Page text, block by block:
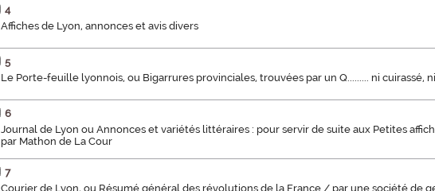
4
Affiches de Lyon, annonces et avis divers
5
Le Porte-feuille lyonnois, ou Bigarrures provinciales, trouvées par un Q......... ni cuirassé,
6
Journal de Lyon ou Annonces et variétés littéraires : pour servir de suite aux Petites
par Mathon de La Cour
7
Courier de Lyon, ou Résumé général des révolutions de la France / par une société de